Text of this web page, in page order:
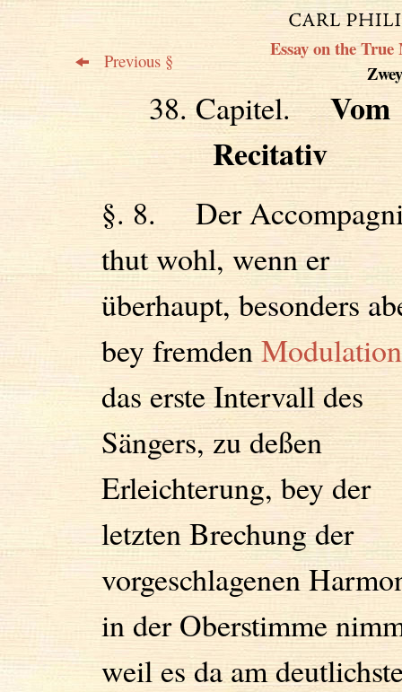
Previous §
Essay on the
38. Capitel.Vom
Recitativ
§. 8. Der
thut wohl, wenn er
überhaupt, besonders
bey fremden
das erste Intervall des
Sängers, zu deßen
Erleichterung, bey der
letzten Brechung der
vorgeschlagenen
in der Oberstimme
weil es da am